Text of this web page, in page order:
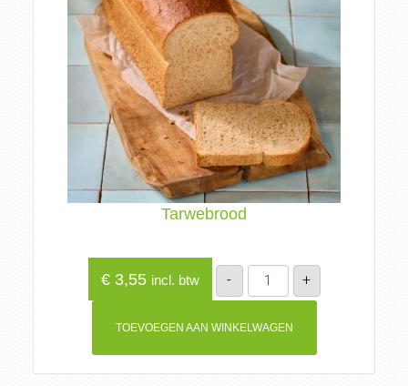
Tarwebrood
€3,55 incl. btw -
Tarwebrood
aantal
+
TOEVOEGEN AAN WINKELWAGEN